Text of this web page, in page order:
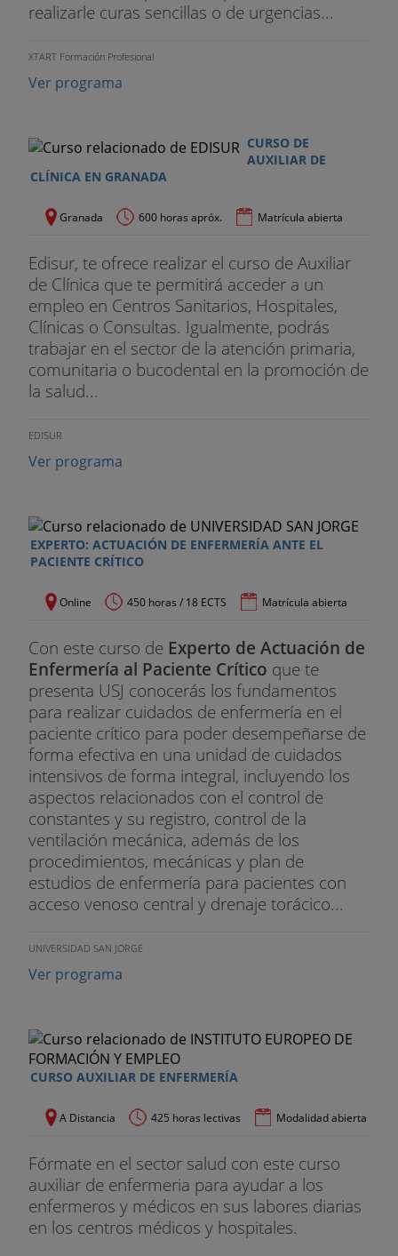
realizarle curas sencillas o de urgencias...
XTART Formación Profesional
Ver programa
CURSO DE
AUXILIAR DE
CLÍNICA EN GRANADA
Granada 600 horas apróx. Matrícula abierta
Edisur, te ofrece realizar el curso de Auxiliar
de Clínica que te permitirá acceder a un
empleo en Centros Sanitarios, Hospitales,
Clínicas o Consultas. Igualmente, podrás
trabajar en el sector de la atención primaria,
comunitaria o bucodental en la promoción de
la salud...
EDISUR
Ver programa
EXPERTO: ACTUACIÓN DE ENFERMERÍA ANTE EL
PACIENTE CRÍTICO
Online 450 horas / 18 ECTS Matrícula abierta
Con este curso de Experto de Actuación de
Enfermería al Paciente Crítico que te
presenta USJ conocerás los fundamentos
para realizar cuidados de enfermería en el
paciente crítico para poder desempeñarse de
forma efectiva en una unidad de cuidados
intensivos de forma integral, incluyendo los
aspectos relacionados con el control de
constantes y su registro, control de la
ventilación mecánica, además de los
procedimientos, mecánicas y plan de
estudios de enfermería para pacientes con
acceso venoso central y drenaje torácico...
UNIVERSIDAD SAN JORGE
Ver programa
CURSO AUXILIAR DE ENFERMERÍA
A Distancia 425 horas lectivas Modalidad abierta
Fórmate en el sector salud con este curso
auxiliar de enfermeria para ayudar a los
enfermeros y médicos en sus labores diarias
en los centros médicos y hospitales.